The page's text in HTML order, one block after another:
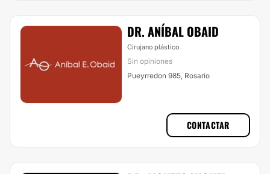
DR. ANÍBAL OBAID
Cirujano plástico
Sin opiniones
Pueyrredon 985, Rosario
CONTACTAR